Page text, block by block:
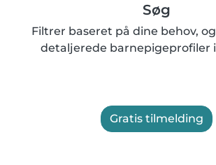
Søg
Filtrer baseret på dine behov,
detaljerede barnepigeprofiler
Gratis tilmelding